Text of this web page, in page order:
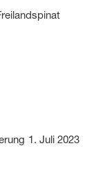
1. Juli 2023